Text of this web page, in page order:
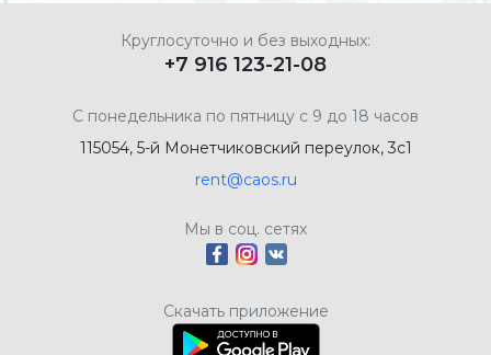
Круглосуточно и без выходных:
+7 916 123-21-08
С понедельника по пятницу с 9 до 18 часов
115054, 5-й Монетчиковский переулок, 3с1
rent@caos.ru
Мы в соц. сетях
Скачать приложение